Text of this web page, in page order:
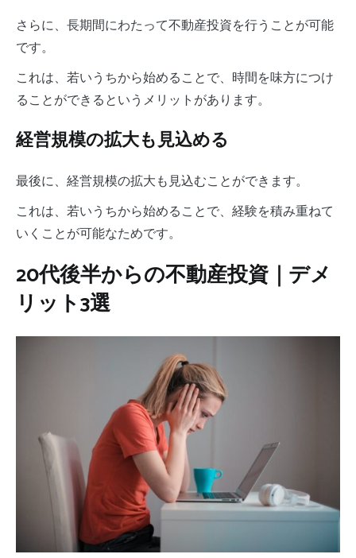
さらに、長期間にわたって不動産投資を行うことが可能
です。
これは、若いうちから始めることで、時間を味方につけ
ることができるというメリットがあります。
経営規模の拡大も見込める
最後に、経営規模の拡大も見込むことができます。
これは、若いうちから始めることで、経験を積み重ねて
いくことが可能なためです。
20代後半からの不動産投資｜デメ
リット3選